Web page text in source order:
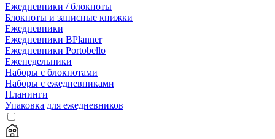
Ежедневники / блокноты
Блокноты и записные книжки
Ежедневники
Ежедневники BPlanner
Ежедневники Portobello
Еженедельники
Наборы с блокнотами
Наборы с ежедневниками
Планинги
Упаковка для ежедневников